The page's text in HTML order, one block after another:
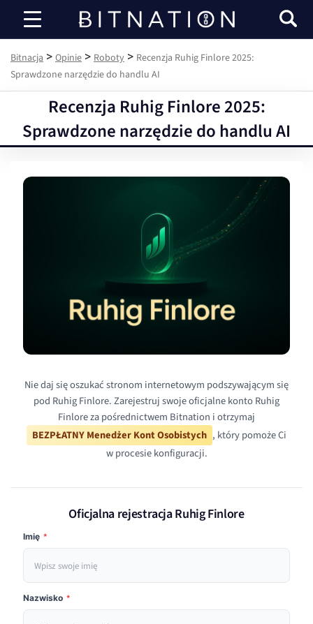
Bitnacja
Bitnacja > Opinie > Roboty > Recenzja Ruhig Finlore 2025:
Sprawdzone narzędzie do handlu AI
Recenzja Ruhig Finlore 2025:
Sprawdzone narzędzie do handlu AI
Nie daj się oszukać stronom internetowym podszywającym się
pod Ruhig Finlore. Zarejestruj swoje oficjalne konto Ruhig
Finlore za pośrednictwem Bitnation i otrzymaj
BEZPŁATNY Menedżer Kont Osobistych , który pomoże Ci
w procesie konfiguracji.
Oficjalna rejestracja Ruhig Finlore
Imię *
Nazwisko *